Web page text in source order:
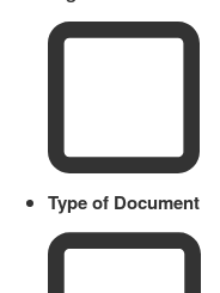
Type of Document